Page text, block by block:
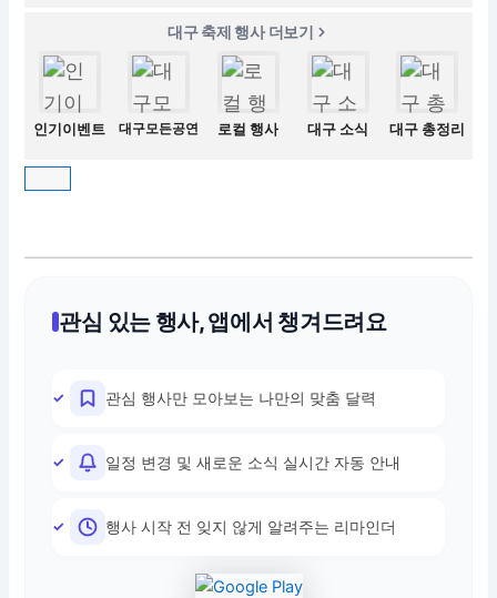
대구 축제 행사 더보기
인기이벤트 대구모든공연 로컬 행사 대구 소식 대구 총정리
관심 있는 행사, 앱에서 챙겨드려요
관심 행사만 모아보는 나만의 맞춤 달력
일정 변경 및 새로운 소식 실시간 자동 안내
행사 시작 전 잊지 않게 알려주는 리마인더